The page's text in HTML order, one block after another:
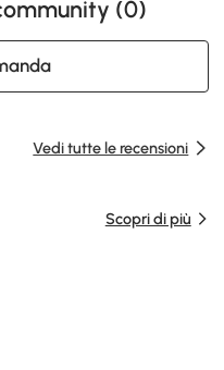
(0)
Vedi tutte le recensioni
Scopri di più